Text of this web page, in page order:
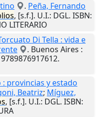
. Peña, Fernando
, [s.f.]. U.I.: DGL. ISBN:
LITERARIO
Di Tella : vida e
. Buenos Aires :
provincias y estado
Beatriz; Míguez,
, [s.f.]. U.I.: DGL. ISBN: